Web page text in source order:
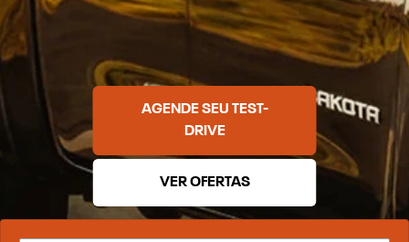
AGENDE SEU TEST-
DRIVE
VER OFERTAS